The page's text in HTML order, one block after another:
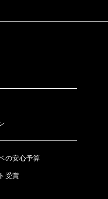
の安心予算
受賞